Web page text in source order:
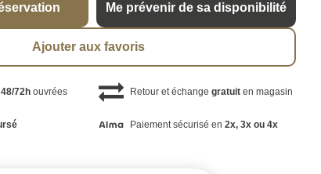
Me prévenir de sa disponibilité
Ajouter aux favoris
48/72h ouvrées Retour et échange gratuiten magasin
Paiement sécurisé en 2x, 3x ou 4x